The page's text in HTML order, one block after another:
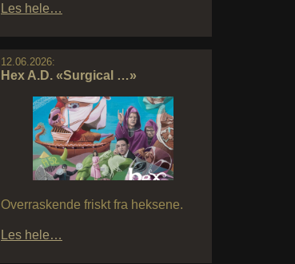
Les hele…
12.06.2026:
Hex A.D. «Surgical …»
Overraskende friskt fra heksene.
Les hele…